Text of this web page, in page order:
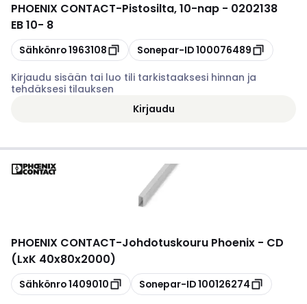
PHOENIX CONTACT-Pistosilta, 10-nap - 0202138
EB 10- 8
Kopioi
Sähkönro1963108 Kopioi
Sonepar-ID100076489
Kirjaudu sisään tai luo tili tarkistaaksesi hinnan ja
tehdäksesi tilauksen
Kirjaudu
PHOENIX CONTACT-Johdotuskouru Phoenix - CD
(LxK 40x80x2000)
Kopioi
Sähkönro1409010 Kopioi
Sonepar-ID100126274